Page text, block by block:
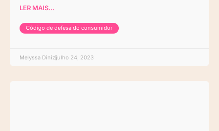
LER MAIS...
Código de defesa do consumidor
Melyssa Dinizjulho 24, 2023